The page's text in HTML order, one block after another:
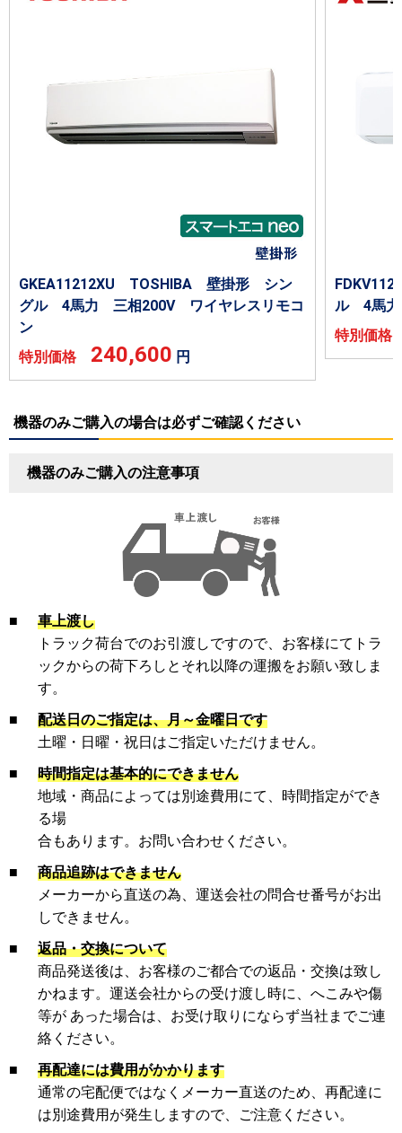
GKEA11212XU TOSHIBA 壁掛形 シン
グル 4馬力 三相200V ワイヤレスリモコ
ン
特別価格 240,600 円
ル 4馬力
特別価
機器のみご購入の場合は必ずご確認ください
機器のみご購入の注意事項
■
車上渡し
トラック荷台でのお引渡しですので、お客様にてトラ
ックからの荷下ろしとそれ以降の運搬をお願い致しま
す。
■
配送日のご指定は、月～金曜日です
土曜・日曜・祝日はご指定いただけません。
■
時間指定は基本的にできません
地域・商品によっては別途費用にて、時間指定ができ
る場
合もあります。お問い合わせください。
■
商品追跡はできません
メーカーから直送の為、運送会社の問合せ番号がお出
しできません。
■
返品・交換について
商品発送後は、お客様のご都合での返品・交換は致し
かねます。運送会社からの受け渡し時に、へこみや傷
等が あった場合は、お受け取りにならず当社までご連
絡ください。
■
再配達には費用がかかります
通常の宅配便ではなくメーカー直送のため、再配達に
は別途費用が発生しますので、ご注意ください。